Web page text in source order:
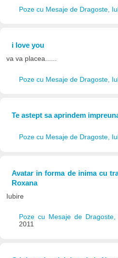
Poze cu Mesaje de Dragoste,
i love you
va va placea......
Poze cu Mesaje de Dragoste,
Te astept sa aprindem
Poze cu Mesaje de Dragoste,
Avatar in forma de inima cu
Roxana
Iubire
Poze cu Mesaje de Dragoste,
2011